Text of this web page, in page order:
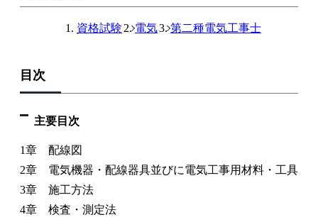
資格試験 電気 第二種電気工事士
目次
主要目次
1章 配線図
2章 電気機器・配線器具並びに電気工事用材料・工具
3章 施工方法
4章 検査・測定法